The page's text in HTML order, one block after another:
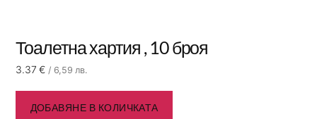
Тоалетна хартия , 10 броя
3.37€ / 6,59 лв.
ДОБАВЯНЕ В КОЛИЧКАТА